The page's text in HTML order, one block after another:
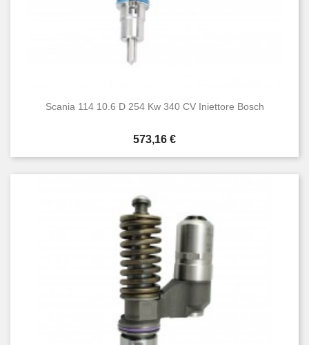
Scania 114 10.6 D 254 Kw 340 CV Iniettore Bosch
Prezzo
573,16 €